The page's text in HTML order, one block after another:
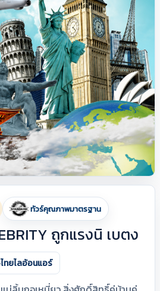
ทัวร์คุณภาพมาตรฐาน
ถูกแรงนิ เบตง
ทยไลอ้อนแอร์